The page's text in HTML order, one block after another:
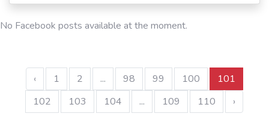
No Facebook posts available at the moment.
‹ 1 2 ... 98 99 100
101
102
103 104 ... 109 110 ›